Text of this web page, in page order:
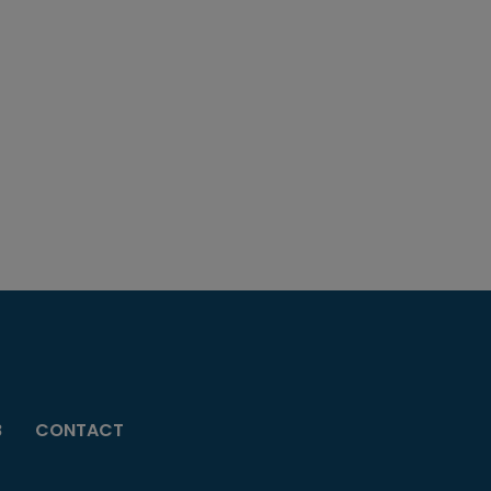
CONTACT